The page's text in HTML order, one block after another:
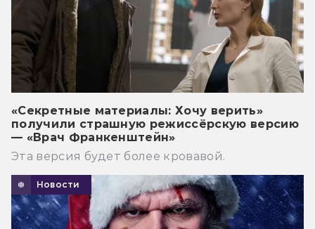
«Секретные материалы: Хочу верить»
получили страшную режиссёрскую версию
— «Врач Франкенштейн»
Эта версия будет более кровавой.
Новости